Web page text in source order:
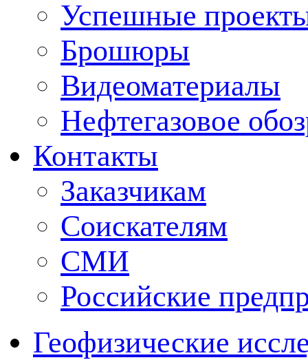
Успешные
Брошюры
Видеоматериалы
Нефтегазовое
Контакты
Заказчикам
Соискателям
СМИ
Российские
Геофизические